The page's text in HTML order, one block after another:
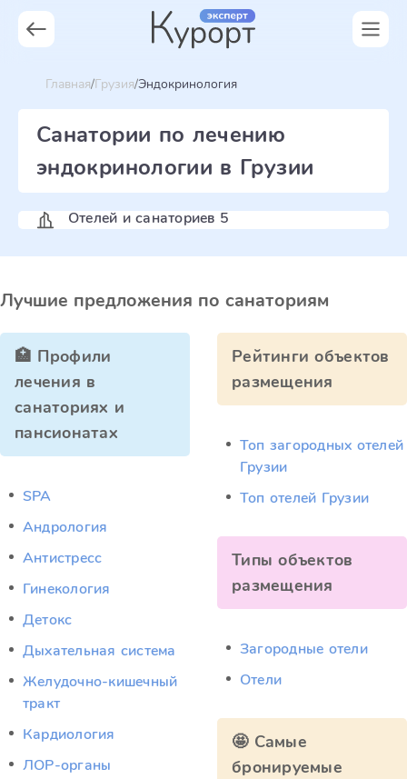
Главная Грузия Эндокринология
Санатории по лечению
эндокринологии в Грузии
Отелей и санаториев 5
Лучшие предложения по санаториям
🏥 Профили
лечения в
санаториях и
пансионатах
SPA
Андрология
Антистресс
Гинекология
Детокс
Дыхательная система
Желудочно-кишечный
тракт
Кардиология
ЛОР-органы
Рейтинги объектов
размещения
Топ загородных отелей
Грузии
Топ отелей Грузии
Типы объектов
размещения
Загородные отели
Отели
🤩 Самые
бронируемые